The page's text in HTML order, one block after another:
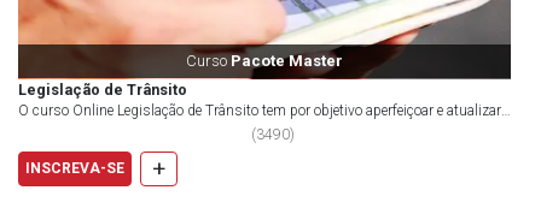
Curso Pacote Master
Legislação de Trânsito
O curso Online Legislação de Trânsito tem por objetivo aperfeiçoar e atualizar
(3490)
INSCREVA-SE
+